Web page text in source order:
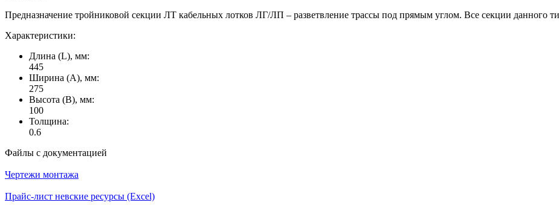
Предназначение тройниковой секции ЛТ кабельных лотков ЛГ/ЛП – разветвление трассы под прямым углом. Все секции данного
Характеристики:
Длина (L), мм:
445
Ширина (А), мм:
275
Высота (В), мм:
100
Толщина:
0.6
Файлы с документацией
Чертежи монтажа
Прайс-лист невские ресурсы (Excel)